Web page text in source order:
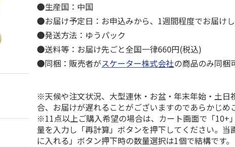
●生産国：中国
●お届け予定日：お申込みから、1週間程度でお届けし
●発送方法：ゆうパック
●送料等：お届け先ごと全国一律660円(税込)
●同梱：販売者がスケーター株式会社の商品のみ同梱
※天候や注文状況、大型連休・お盆・年末年始・土日
合、お届けが遅れることがございますのであらかじめ
※11点以上ご購入希望の場合は、カート画面で「10+
量を入力し「再計算」ボタンを押下してください。当
に入れる」ボタン押下時の数量選択は1個で結構です。